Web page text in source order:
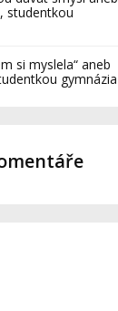
studentkou
si myslela“ aneb
gymnázia